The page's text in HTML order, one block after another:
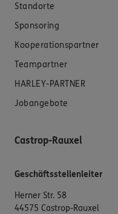
Standorte
Sponsoring
Kooperationspartner
Teampartner
HARLEY-PARTNER
Jobangebote
Castrop-Rauxel
Geschäftsstellenleiter
Herner Str. 58
44575 Castrop-Rauxel